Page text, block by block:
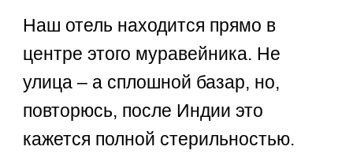
Наш отель находится прямо в
центре этого муравейника. Не
улица – а сплошной базар, но,
повторюсь, после Индии это
кажется полной стерильностью.